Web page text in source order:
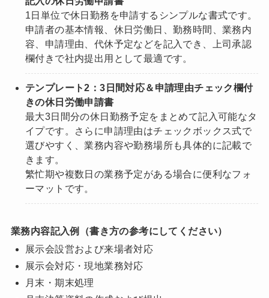
1日単位で休日勤務を申請するシンプルな書式です。
申請者の基本情報、休日労働日、勤務時間、業務内
容、申請理由、代休予定などを記入でき、上司承認
欄付きで社内提出用として最適です。
テンプレート2：3日間対応＆申請理由チェック欄付
きの休日労働申請書
最大3日間分の休日勤務予定をまとめて記入可能なタ
イプです。さらに申請理由はチェックボックス式で
選びやすく、業務内容や勤務場所も具体的に記載で
きます。
繁忙期や複数日の業務予定がある場合に便利なフォ
ーマットです。
業務内容記入例（書き方の参考にしてください）
展示会設営および来場者対応
展示会対応・現地業務対応
月末・期末処理